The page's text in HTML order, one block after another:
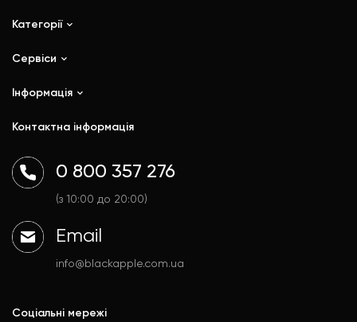
Категорії
iPhone
iPad
Watch
Гаджети
Аксесуари
Сервіси
Ремонт
Trade In
Інформація
Доставка і оплата
Договір публічної оферти
Політика конфіденційності
Контактна інформація
0 800 357 276
(з 10:00 до 20:00)
Email
info@blackapple.com.ua
Соціальні мережі